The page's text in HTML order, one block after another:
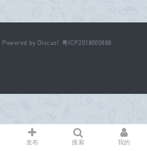
发布 搜索 我的
Powered by Discuz! 粤ICP2018000888